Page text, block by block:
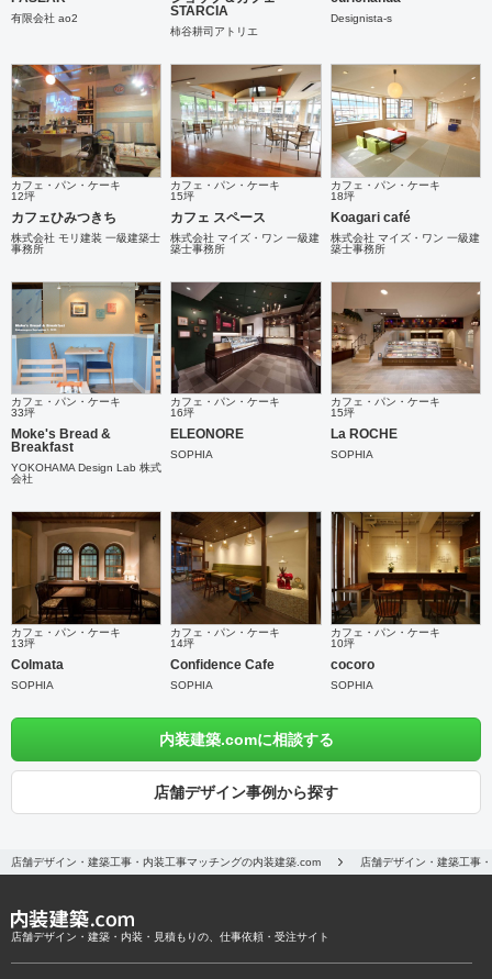
有限会社 ao2
STARCIA
柿谷耕司アトリエ
Designista-s
カフェ・パン・ケーキ
12坪
カフェひみつきち
株式会社 モリ建装 一級建築士
事務所
カフェ・パン・ケーキ
15坪
カフェ スペース
株式会社 マイズ・ワン 一級建
築士事務所
カフェ・パン・ケーキ
18坪
Koagari café
株式会社 マイズ・ワン 一級建
築士事務所
カフェ・パン・ケーキ
33坪
Moke's Bread &
Breakfast
YOKOHAMA Design Lab 株式
会社
カフェ・パン・ケーキ
16坪
ELEONORE
SOPHIA
カフェ・パン・ケーキ
15坪
La ROCHE
SOPHIA
カフェ・パン・ケーキ
13坪
Colmata
SOPHIA
カフェ・パン・ケーキ
14坪
Confidence Cafe
SOPHIA
カフェ・パン・ケーキ
10坪
cocoro
SOPHIA
内装建築.comに相談する
店舗デザイン事例から探す
店舗デザイン・建築工事・内装工事マッチングの内装建築.com 店舗デザイン・建築工事
店舗デザイン・建築・内装・見積もりの、仕事依頼・受注サイト